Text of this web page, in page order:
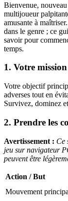
Bienvenue,
multijoueur
amusante à
dans le genre ; ce
savoir pour
temps.
1. Votre
Votre objectif
adverses tout en
Survivez, dominez
2. Prendre les
Avertissement : Ce
jeu sur navigateur
peuvent être
Action / But
Mouvement